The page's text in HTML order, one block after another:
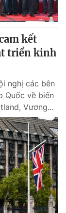
kết
triển kinh
nghị các bên
Quốc về biến
Vương...